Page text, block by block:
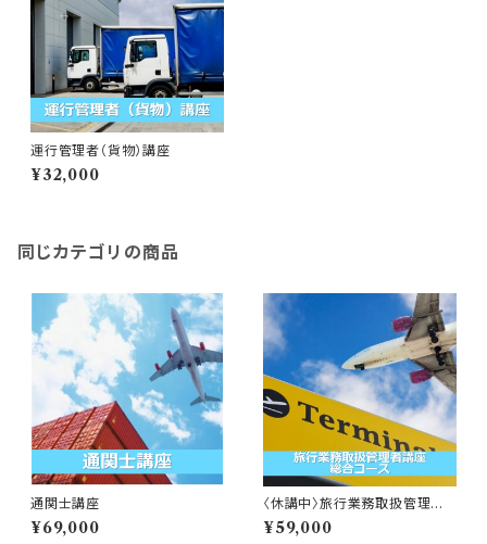
運行管理者（貨物）講座
¥32,000
同じカテゴリの商品
通関士講座
¥69,000
〈休講中〉旅行業務取扱管理者
講座 総合コース
¥59,000